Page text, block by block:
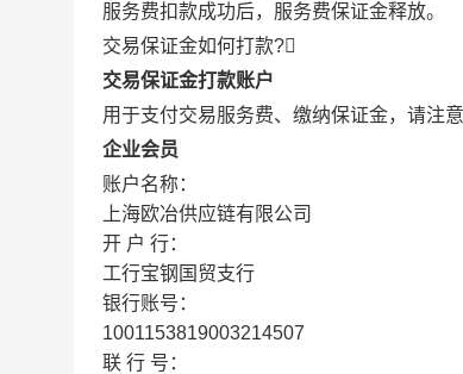
服务费扣款成功后，服务费保证金释放。
交易保证金如何打款?
交易保证金打款账户
用于支付交易服务费、缴纳保证金，请注
企业会员
账户名称：
上海欧冶供应链有限公司
开 户 行：
工行宝钢国贸支行
银行账号：
1001153819003214507
联 行 号：